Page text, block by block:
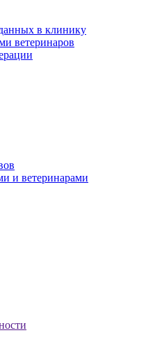
в клинику
ветеринаров
и ветеринарами